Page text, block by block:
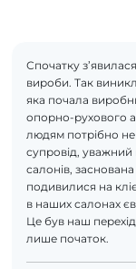
Спочатку
вироби. Так
яка почала
опорно-рухового
людям потрібно
супровід, уважний
салонів,
подивилися на
в наших салонах
Це був наш перехід
лише початок.